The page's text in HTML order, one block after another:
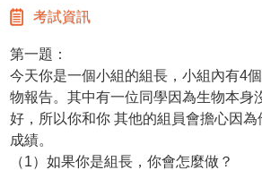
考試資訊
第一題：
今天你是一個小組的組長，小組內有4
物報告。其中有一位同學因為生物本身
好，所以你和你 其他的組員會擔心因
成績。
（1）如果你是組長，你會怎麼做？